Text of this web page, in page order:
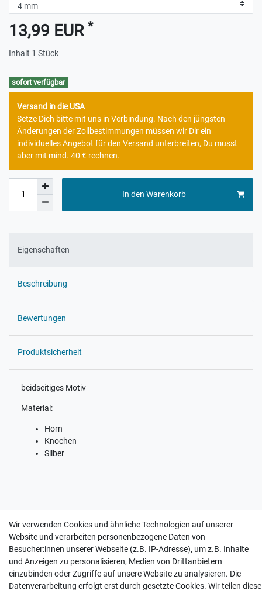
13,99 EUR *
Inhalt 1 Stück
sofort verfügbar
Versand in die USA
Setze Dich bitte mit uns in Verbindung. Nach den jüngsten
Änderungen der Zollbestimmungen müssen wir Dir ein
individuelles Angebot für den Versand unterbreiten, Du musst
aber mit mind. 40 € rechnen.
In den Warenkorb
Eigenschaften
Beschreibung
Bewertungen
Produktsicherheit
beidseitiges Motiv
Material:
Horn
Knochen
Silber
Kontakt
Zahlung und Versand
Wir verwenden Cookies und ähnliche Technologien auf unserer
Website und verarbeiten personenbezogene Daten von
Besucher:innen unserer Webseite (z.B. IP-Adresse), um z.B. Inhalte
und Anzeigen zu personalisieren, Medien von Drittanbietern
einzubinden oder Zugriffe auf unsere Website zu analysieren. Die
Datenverarbeitung erfolgt erst durch gesetzte Cookies. Wir teilen diese